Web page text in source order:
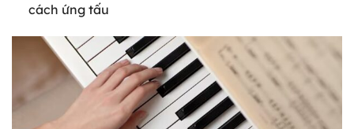
cách ứng tấu